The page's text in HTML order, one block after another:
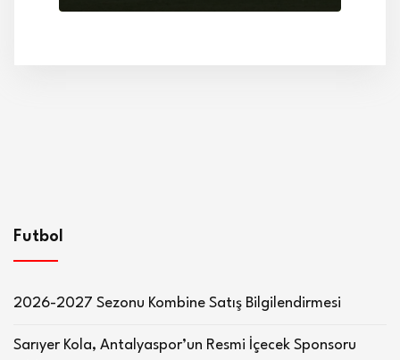
Futbol
2026-2027 Sezonu Kombine Satış Bilgilendirmesi
Sarıyer Kola, Antalyaspor’un Resmi İçecek Sponsoru